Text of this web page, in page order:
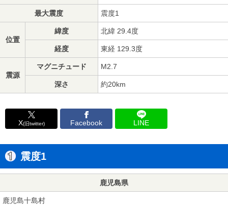
最大震度 震度1
位置
緯度 北緯 29.4度
経度 東経 129.3度
震源
マグニチュード M2.7
深さ 約20km
X(旧twitter) Facebook LINE
震度1
鹿児島県
鹿児島十島村